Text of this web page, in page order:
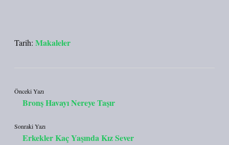
Tarih: Makaleler
Önceki Yazı
Bronş Havayı Nereye Taşır
Sonraki Yazı
Erkekler Kaç Yaşında Kız Sever